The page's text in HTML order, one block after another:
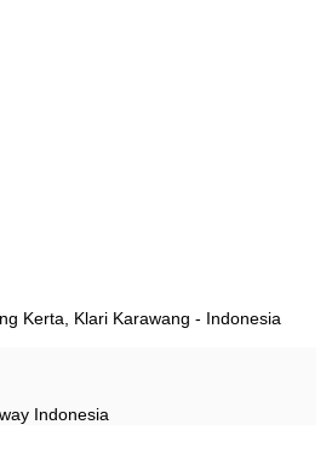
Kerta, Klari Karawang - Indonesia
Indonesia